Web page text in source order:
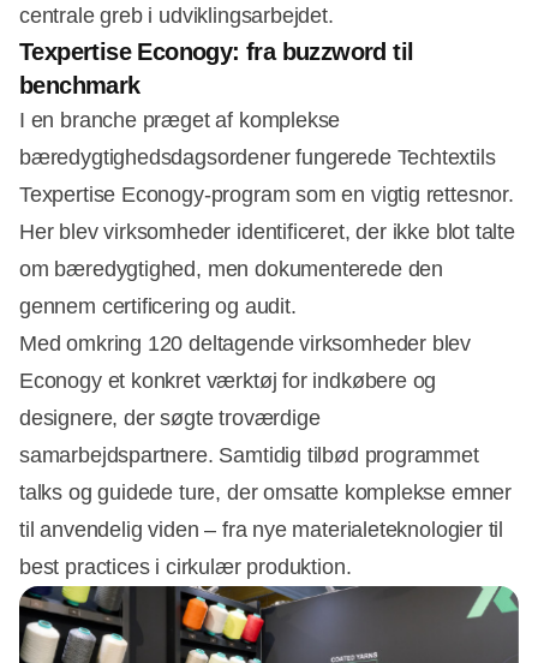
centrale greb i udviklingsarbejdet.
Texpertise Econogy: fra buzzword til
benchmark
I en branche præget af komplekse
bæredygtighedsdagsordener fungerede Techtextils
Texpertise Econogy-program som en vigtig rettesnor.
Her blev virksomheder identificeret, der ikke blot talte
om bæredygtighed, men dokumenterede den
gennem certificering og audit.
Med omkring 120 deltagende virksomheder blev
Econogy et konkret værktøj for indkøbere og
designere, der søgte troværdige
samarbejdspartnere. Samtidig tilbød programmet
talks og guidede ture, der omsatte komplekse emner
til anvendelig viden – fra nye materialeteknologier til
best practices i cirkulær produktion.